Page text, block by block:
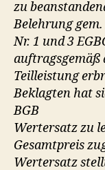
zu
Belehrung
Nr. 1 und 3
auftragsgemäß
Teilleistung
Beklagten hat
BGB
Wertersatz zu
Gesamtpreis
Wertersatz